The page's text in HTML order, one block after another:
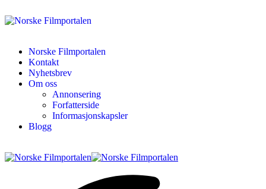
Norske Filmportalen
Kontakt
Nyhetsbrev
Om oss
Annonsering
Forfatterside
Informasjonskapsler
Blogg